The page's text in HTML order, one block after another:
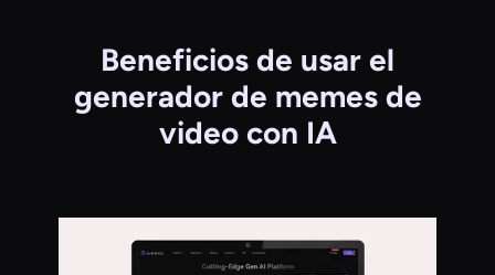
Beneficios de usar el
generador de memes de
video con IA